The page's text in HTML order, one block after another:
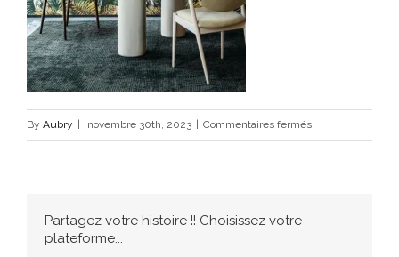
By Aubry novembre 30th, 2023 Commentaires ferméssur
arte
Partagez votre histoire !! Choisissez votre
plateforme...